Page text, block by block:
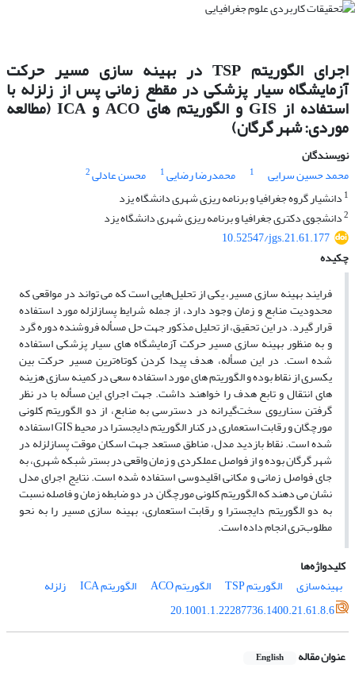
اجرای الگوریتم TSP در بهینه سازی مسیر حرکت
آزمایشگاه سیار پزشکی در مقطع زمانی پس از زلزله با
استفاده از GIS و الگوریتم های ACO و ICA (مطالعه
موردی: شهر گرگان)
نویسندگان
محمد حسین سرایی
1 محمدرضا رضایی1 محسن عادلی2
1 دانشیار گروه جغرافیا و برنامه ریزی شهری دانشگاه یزد
2دانشجوی دکتری جغرافیا و برنامه ریزی شهری دانشگاه یزد
10.52547/jgs.21.61.177
چکیده
فرایند بهینهسازی مسیر، یکی از تحلیلهایی است که میتواند در مواقعی که
محدودیت منابع و زمان وجود دارد، از جمله شرایط پسازلزله مورد استفاده
قرار گیرد. در این تحقیق، از تحلیل مذکور جهت حل مسأله فروشنده دورهگرد
و به منظور بهینه سازی مسیر حرکت آزمایشگاه­ های سیار پزشکی استفاده
شده است. در این مسأله، هدف پیدا کردن کوتاهترین مسیر حرکت بین
یکسری از نقاط بوده و الگوریتمهای مورد استفاده سعی در کمینهسازی هزینه
های انتقال و تابع هدف را خواهند داشت. جهت اجرای این مسأله با در نظر
گرفتن سناریوی سختگیرانه در دسترسی به منابع، از دو الگوریتم کلونی
مورچگان و رقابت استعماری در کنار الگوریتم دایجسترا در محیطGISاستفاده
شده است. نقاط بازدید مدل، مناطق مستعد جهت اسکان موقت پسازلزله در
شهر گرگان بوده و از فواصل عملکردی و زمان واقعی در بستر شبکه شهری، به
جای فواصل زمانی و مکانی اقلیدوسی استفاده شده است. نتایج اجرای مدل
نشان میدهند که الگوریتم کلونی مورچگان در دو ضابطه زمان و فاصله نسبت
به دو الگوریتم دایجسترا و رقابت استعماری، بهینه سازی مسیر را به نحو
مطلوبتری انجام داده است.
کلیدواژه‌ها
بهینه‌سازی
الگوریتم TSP الگوریتم ACO الگوریتم ICA
زلزله
20.1001.1.22287736.1400.21.61.8.6
عنوان مقاله English